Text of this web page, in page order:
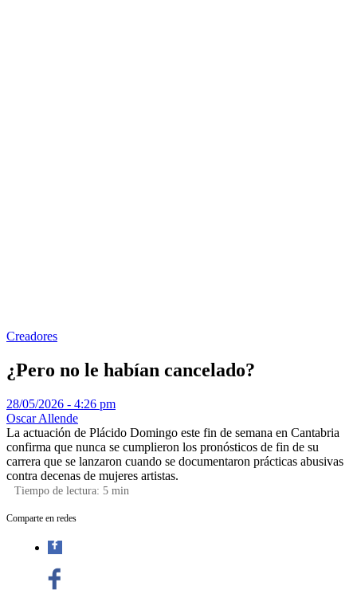
Creadores
¿Pero no le habían cancelado?
28/05/2026 - 4:26 pm
Oscar Allende
La actuación de Plácido Domingo este fin de semana en Cantabria
confirma que nunca se cumplieron los pronósticos de fin de su
carrera que se lanzaron cuando se documentaron prácticas abusivas
contra decenas de mujeres artistas.
Tiempo de lectura: 5 min
Comparte en redes